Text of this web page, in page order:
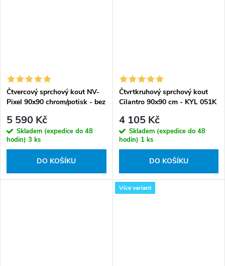
Čtvercový sprchový kout NV-
Pixel 90x90 chrom/potisk - bez
5 590 Kč
Skladem (expedice do 48
hodin) 3 ks
DO KOŠÍKU
Čtvrtkruhový sprchový kout
Cilantro 90x90 cm - KYL 051K
4 105 Kč
Skladem (expedice do 48
hodin) 1 ks
DO KOŠÍKU
Více variant